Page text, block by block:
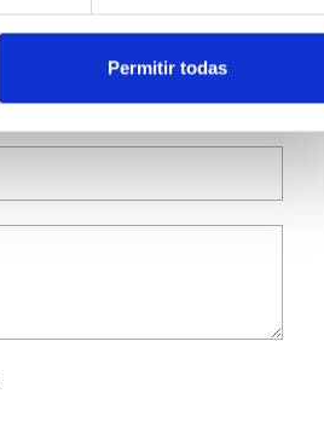
Permitir todas